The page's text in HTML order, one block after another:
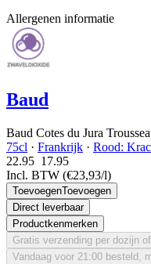
Allergenen informatie
Baud
Baud Cotes du Jura
75cl · Frankrijk · Rood:
22.95 17.95
Incl. BTW (€23,93/l)
ToevoegenToevoegen
Direct leverbaar
Productkenmerken
Gratis verzending per dozijn
Vandaag voor 21:00 besteld,